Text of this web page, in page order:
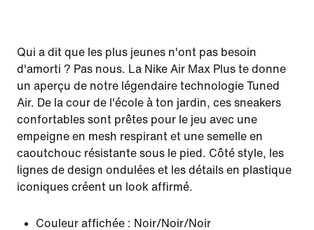
Qui a dit que les plus jeunes n'ont pas besoin
d'amorti ? Pas nous. La Nike Air Max Plus te donne
un aperçu de notre légendaire technologie Tuned
Air. De la cour de l'école à ton jardin, ces sneakers
confortables sont prêtes pour le jeu avec une
empeigne en mesh respirant et une semelle en
caoutchouc résistante sous le pied. Côté style, les
lignes de design ondulées et les détails en plastique
iconiques créent un look affirmé.
Couleur affichée : Noir/Noir/Noir